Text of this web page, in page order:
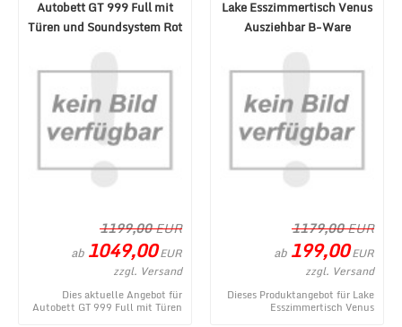
Autobett GT 999 Full mit
Türen und Soundsystem Rot
1199,00EUR
ab 1049,00EUR
zzgl. Versand
Dies aktuelle Angebot für
Autobett GT 999 Full mit Türen
Lake Esszimmertisch Venus
Ausziehbar B-Ware
1179,00EUR
ab 199,00EUR
zzgl. Versand
Dieses Produktangebot für Lake
Esszimmertisch Venus